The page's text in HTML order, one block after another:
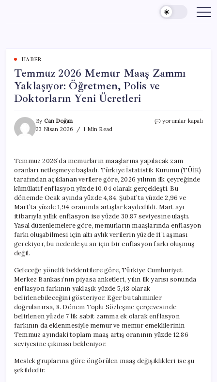
content
HABER
Temmuz 2026 Memur Maaş Zammı
Yaklaşıyor: Öğretmen, Polis ve
Doktorların Yeni Ücretleri
By Can Doğan
23 Nisan 2026
1 Min Read
Temmuz
Yaklaşıyor:
Öğretmen,
Polis
ve
Doktorların
Yeni
Ücretleri
için
yorumlar kapalı
Temmuz 2026’da memurların maaşlarına yapılacak zam
oranları netleşmeye başladı. Türkiye İstatistik Kurumu (TÜİK)
tarafından açıklanan verilere göre, 2026 yılının ilk çeyreğinde
kümülatif enflasyon yüzde 10,04 olarak gerçekleşti. Bu
dönemde Ocak ayında yüzde 4,84, Şubat’ta yüzde 2,96 ve
Mart’ta yüzde 1,94 oranında artışlar kaydedildi. Mart ayı
itibarıyla yıllık enflasyon ise yüzde 30,87 seviyesine ulaştı.
Yasal düzenlemelere göre, memurların maaşlarında enflasyon
farkı oluşabilmesi için altı aylık verilerin yüzde 11’i aşması
gerekiyor, bu nedenle şu an için bir enflasyon farkı oluşmuş
değil.
Geleceğe yönelik beklentilere göre, Türkiye Cumhuriyet
Merkez Bankası’nın piyasa anketleri, yılın ilk yarısı sonunda
enflasyon farkının yaklaşık yüzde 5,48 olarak
belirlenebileceğini gösteriyor. Eğer bu tahminler
doğrulanırsa, 8. Dönem Toplu Sözleşme çerçevesinde
belirlenen yüzde 7’lik sabit zamma ek olarak enflasyon
farkının da eklenmesiyle memur ve memur emeklilerinin
Temmuz ayındaki toplam maaş artış oranının yüzde 12,86
seviyesine çıkması bekleniyor.
Meslek gruplarına göre öngörülen maaş değişiklikleri ise şu
şekildedir: